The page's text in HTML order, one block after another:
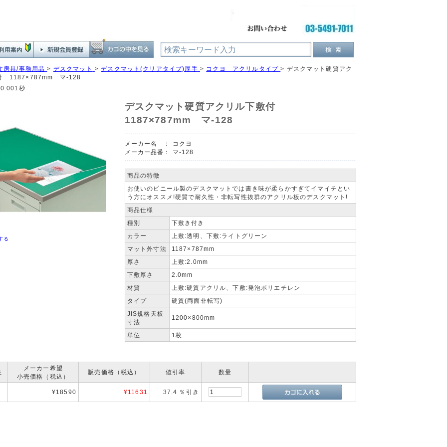
房具/事務用品 > デスクマット >デスクマット(クリアタイプ)厚手 > コクヨ アクリルタイプ > デスクマット硬質アク
1187×787mm マ-128
秒
る
デスクマット硬質アクリル下敷付
1187×787mm マ-128
メーカー名 ：
コクヨ
メーカー品番：
マ-128
商品の特徴
お使いのビニール製のデスクマットでは書き味が柔らかすぎてイマイチとい
う方にオススメ!硬質で耐久性・非転写性抜群のアクリル板のデスクマット!
商品仕様
種別
下敷き付き
カラー
上敷:透明、下敷:ライトグリーン
マット外寸法
1187×787mm
厚さ
上敷:2.0mm
下敷厚さ
2.0mm
材質
上敷:硬質アクリル、下敷:発泡ポリエチレン
タイプ
硬質(両面非転写)
JIS規格天板
寸法
1200×800mm
単位 1枚
メーカー希望
小売価格（税込）
販売価格（税込） 値引率 数量
¥18590 ¥11631 37.4 ％引き